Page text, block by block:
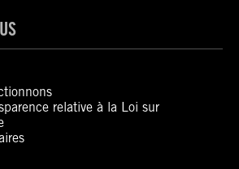
relative à la Loi sur